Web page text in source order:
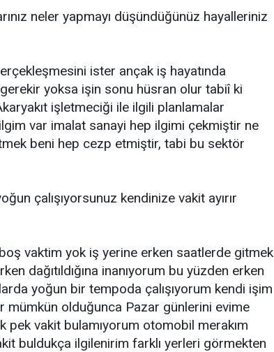
neler yapmayı düşündüğünüz hayalleriniz
ister ançak iş hayatında
yoksa işin sonu hüsran olur tabiî ki
işletmeciği ile ilgili planlamalar
var imalat sanayi hep ilgimi çekmiştir ne
beni hep cezp etmiştir, tabi bu sektör
çalışıyorsunuz kendinize vakit ayırır
vaktim yok iş yerine erken saatlerde gitmek
dağıtıldığına inanıyorum bu yüzden erken
yoğun bir tempoda çalışıyorum kendi işim
mümkün olduğunca Pazar günlerini evime
pek vakit bulamıyorum otomobil merakım
buldukça ilgilenirim farklı yerleri görmekten